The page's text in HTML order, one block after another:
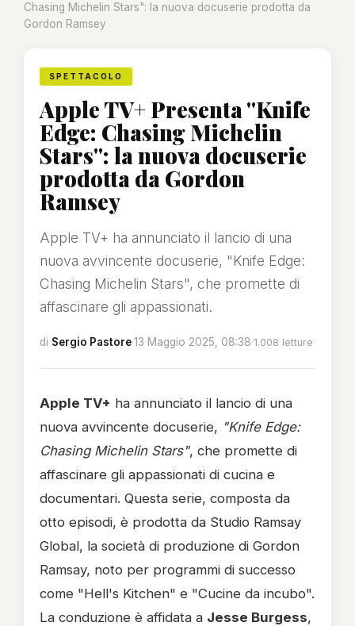
Chasing Michelin Stars": la nuova docuserie prodotta da
Gordon Ramsey
SPETTACOLO
Apple TV+ Presenta "Knife
Edge: Chasing Michelin
Stars": la nuova docuserie
prodotta da Gordon
Ramsey
Apple TV+ ha annunciato il lancio di una
nuova avvincente docuserie, "Knife Edge:
Chasing Michelin Stars", che promette di
affascinare gli appassionati.
di Sergio Pastore·13 Maggio 2025, 08:38·1.008 letture
Apple TV+ ha annunciato il lancio di una
nuova avvincente docuserie, "Knife Edge:
Chasing Michelin Stars", che promette di
affascinare gli appassionati di cucina e
documentari. Questa serie, composta da
otto episodi, è prodotta da Studio Ramsay
Global, la società di produzione di Gordon
Ramsay, noto per programmi di successo
come "Hell's Kitchen" e "Cucine da incubo".
La conduzione è affidata a Jesse Burgess,